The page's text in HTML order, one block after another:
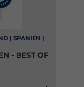
| SPANIEN |
- BEST OF